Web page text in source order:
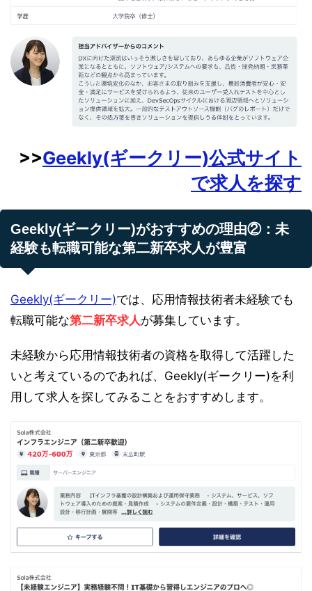
>>Geekly(ギークリー)公式サイト
で求人を探す
Geekly(ギークリー)がおすすめの理由②：未
経験も転職可能な第二新卒求人が豊富
Geekly(ギークリー)では、応用情報技術者未経験でも
転職可能な第二新卒求人が募集しています。
未経験から応用情報技術者の資格を取得して活躍した
いと考えているのであれば、Geekly(ギークリー)を利
用して求人を探してみることをおすすめします。